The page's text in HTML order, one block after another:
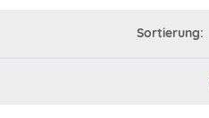
Sortierung: